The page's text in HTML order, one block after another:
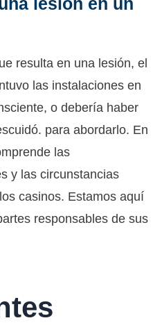
resulta en una lesión, el
las instalaciones en
o debería haber
para abordarlo. En
las
y las circunstancias
casinos. Estamos aquí
responsables de sus